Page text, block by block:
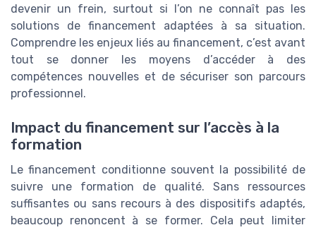
devenir un frein, surtout si l’on ne connaît pas les
solutions de financement adaptées à sa situation.
Comprendre les enjeux liés au financement, c’est avant
tout se donner les moyens d’accéder à des
compétences nouvelles et de sécuriser son parcours
professionnel.
Impact du financement sur l’accès à la
formation
Le financement conditionne souvent la possibilité de
suivre une formation de qualité. Sans ressources
suffisantes ou sans recours à des dispositifs adaptés,
beaucoup renoncent à se former. Cela peut limiter